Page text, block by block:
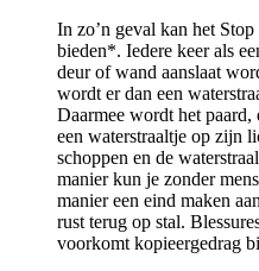
In zo’n geval kan het
bieden*. Iedere keer als
deur of wand aanslaat
wordt er dan een
Daarmee wordt het paard,
een waterstraaltje op zijn
schoppen en de
manier kun je zonder
manier een eind maken
rust terug op stal.
voorkomt kopieergedrag